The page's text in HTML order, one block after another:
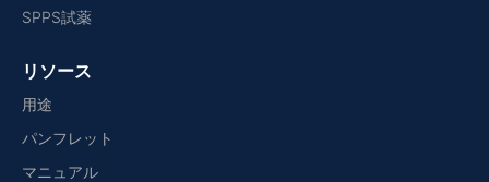
SPPS試薬
リソース
用途
パンフレット
マニュアル